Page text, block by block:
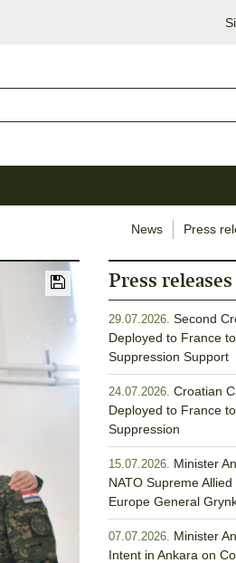
News Press
Press releases
29.07.2026. Second
Deployed to France
Suppression Support
24.07.2026. Croatian
Deployed to France
Suppression
15.07.2026. Minister
NATO Supreme
Europe General
07.07.2026. Minister
Intent in Ankara on